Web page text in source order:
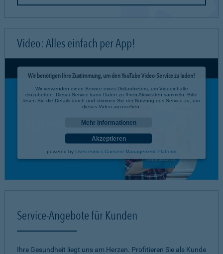
Video: Alles einfach per App!
Wir benötigen Ihre Zustimmung, um den YouTube Video-Service zu laden!
Wir verwenden einen Service eines Drittanbieters, um Videoinhalte
einzubetten. Dieser Service kann Daten zu Ihren Aktivitäten sammeln. Bitte
lesen Sie die Details durch und stimmen Sie der Nutzung des Service zu, um
dieses Video anzusehen.
Mehr Informationen
Akzeptieren
powered by Usercentrics Consent Management Platform
Service-Angebote für Kunden
Ihre Gesundheit liegt uns am Herzen. Profitieren Sie als Kunde